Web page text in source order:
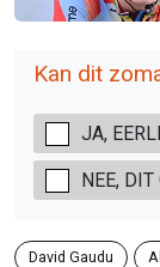
Kan dit
JA,
NEE,
David Gaudu